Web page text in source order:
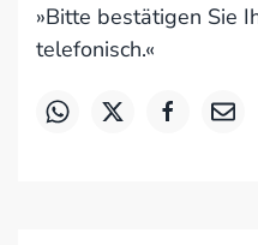
»Bitte bestätigen Sie
telefonisch.«